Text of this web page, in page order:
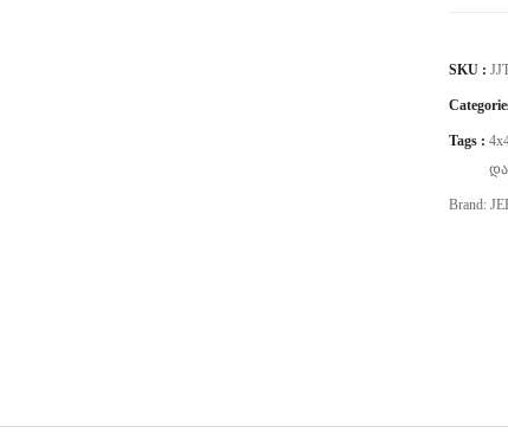
SKU :
Tags :
Brand: